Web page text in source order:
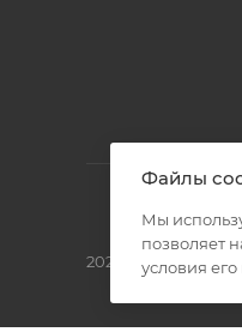
2026 © Полиграф
Файлы
Мы
позволяет
условия